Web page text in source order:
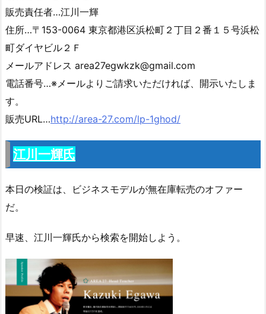
販売責任者…江川一輝
住所…〒153-0064 東京都港区浜松町２丁目２番１５号浜松
町ダイヤビル２Ｆ
メールアドレス area27egwkzk@gmail.com
電話番号…※メールよりご請求いただければ、開示いたしま
す。
販売URL…http://area-27.com/lp-1ghod/
江川一輝氏
本日の検証は、ビジネスモデルが無在庫転売のオファー
だ。
早速、江川一輝氏から検索を開始しよう。